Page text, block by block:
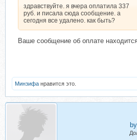
здравствуйте. я вчера оплатила 337
руб. и писала сюда сообщение. а
сегодня все удалено. как быть?
Ваше сообщение об оплате
Минзифа нравится это.